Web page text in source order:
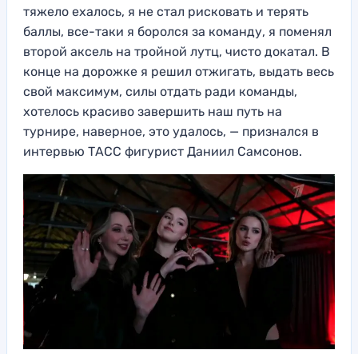
тяжело ехалось, я не стал рисковать и терять
баллы, все-таки я боролся за команду, я поменял
второй аксель на тройной лутц, чисто докатал. В
конце на дорожке я решил отжигать, выдать весь
свой максимум, силы отдать ради команды,
хотелось красиво завершить наш путь на
турнире, наверное, это удалось, — признался в
интервью ТАСС фигурист Даниил Самсонов.